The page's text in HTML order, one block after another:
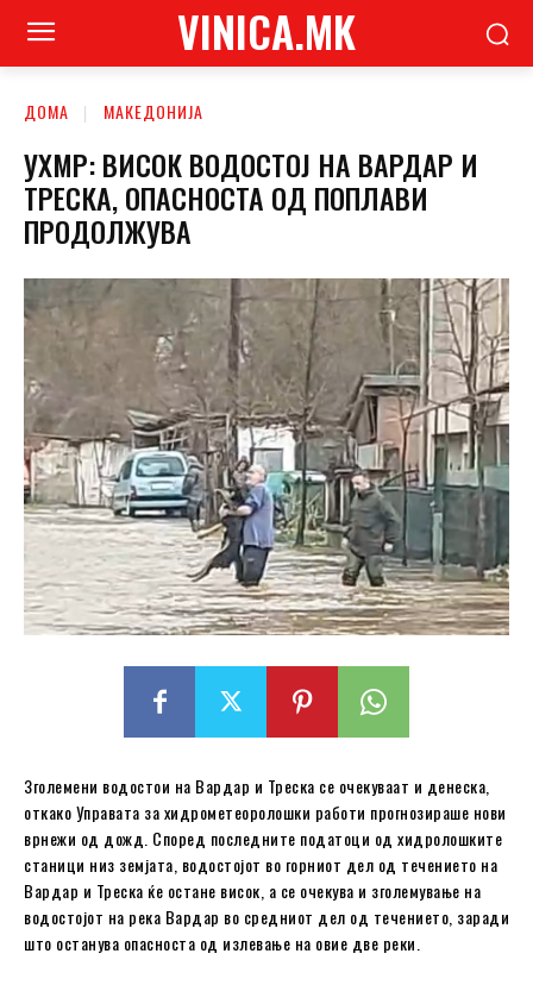
VINICA.MK
ДОМА МАКЕДОНИЈА
УХМР: ВИСОК ВОДОСТОЈ НА ВАРДАР И
ТРЕСКА, ОПАСНОСТА ОД ПОПЛАВИ
ПРОДОЛЖУВА
Зголемени водостои на Вардар и Треска се очекуваат и денеска,
откако Управата за хидрометеоролошки работи прогнозираше нови
врнежи од дожд. Според последните податоци од хидролошките
станици низ земјата, водостојот во горниот дел од течението на
Вардар и Треска ќе остане висок, а се очекува и зголемување на
водостојот на река Вардар во средниот дел од течението, заради
што останува опасноста од излевање на овие две реки.